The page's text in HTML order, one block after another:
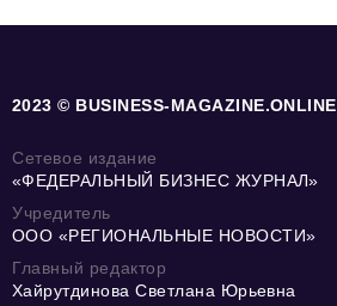
2023 © BUSINESS-MAGAZINE.ONLINE
Сетевое издание
«ФЕДЕРАЛЬНЫЙ БИЗНЕС ЖУРНАЛ»
Учредитель
ООО «РЕГИОНАЛЬНЫЕ НОВОСТИ»
Главный редактор
Хайрутдинова Светлана Юрьевна